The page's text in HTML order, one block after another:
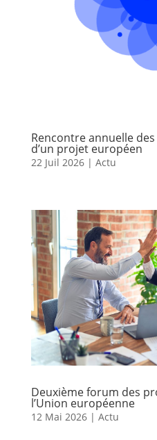
Rencontre annuelle
d’un projet européen
22 Juil 2026| Actu
Deuxième forum des
l’Union européenne
12 Mai 2026| Actu